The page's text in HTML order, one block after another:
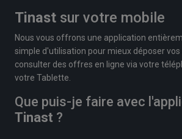
Tinast sur votre mobile
Nous vous offrons une application
simple d'utilisation pour mieux déposer
consulter des offres en ligne via votre
votre Tablette.
Que puis-je faire avec
Tinast ?